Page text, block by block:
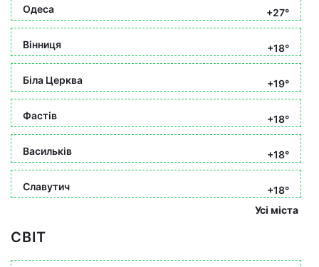
Одеса +27°
Вінниця +18°
Біла Церква +19°
Фастів +18°
Васильків +18°
Славутич
+18°
Усі міста
СВІТ